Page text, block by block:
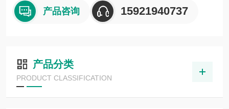
产品咨询 15921940737
产品分类
PRODUCT CLASSIFICATION